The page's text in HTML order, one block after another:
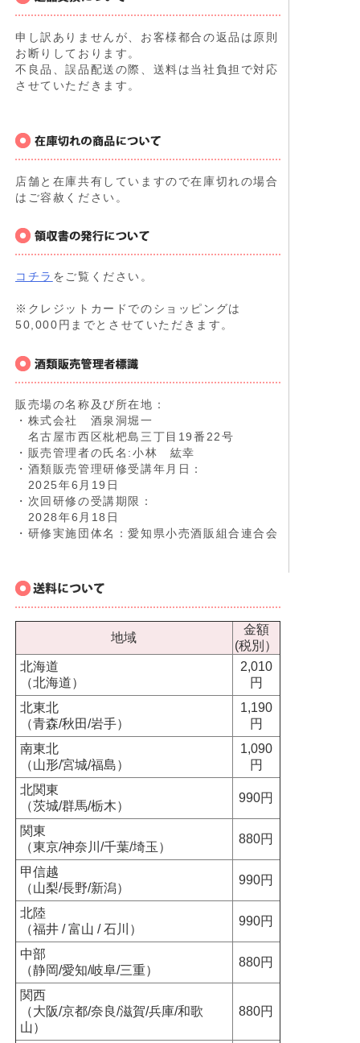
申し訳ありませんが、お客様都合の返品は原則
お断りしております。
不良品、誤品配送の際、送料は当社負担で対応
させていただきます。
店舗と在庫共有していますので在庫切れの場合
はご容赦ください。
コチラ をご覧ください。
※クレジットカードでのショッピングは
50,000円までとさせていただきます。
販売場の名称及び所在地：
・株式会社 酒泉洞堀一
名古屋市西区枇杷島三丁目19番22号
・販売管理者の氏名:小林 紘幸
・酒類販売管理研修受講年月日：
2025年6月19日
・次回研修の受講期限：
2028年6月18日
・研修実施団体名：愛知県小売酒販組合連合会
地域
金額
(税別）
北海道
（北海道）
2,010
円
北東北
（青森/秋田/岩手）
1,190
円
南東北
（山形/宮城/福島）
1,090
円
北関東
（茨城/群馬/栃木）
990円
関東
（東京/神奈川/千葉/埼玉）
880円
甲信越
（山梨/長野/新潟）
990円
北陸
（福井 / 富山 / 石川）
990円
中部
（静岡/愛知/岐阜/三重）
880円
関西
（大阪/京都/奈良/滋賀/兵庫/和歌
山）
880円